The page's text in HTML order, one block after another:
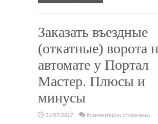
Заказать въездные
(откатные) ворота
автомате у Портал
Мастер. Плюсы и
минусы
31/07/2017 Комментарии отключены